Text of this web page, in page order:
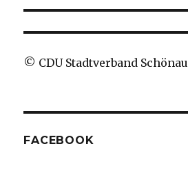
© CDU Stadtverband Schönau
FACEBOOK